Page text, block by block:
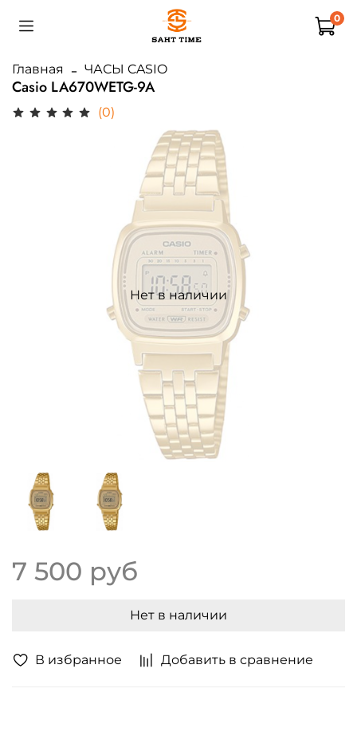
0
Главная ЧАСЫ CASIO
Casio LA670WETG-9A
(0)
В избранное Добавить в сравнение
Нет в наличии
7 500 руб
Нет в наличии